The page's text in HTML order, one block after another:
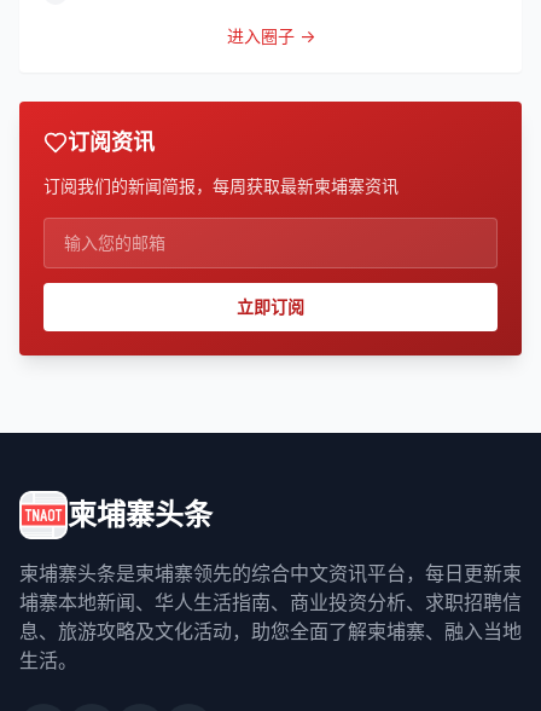
进入圈子 →
订阅资讯
订阅我们的新闻简报，每周获取最新柬埔寨资讯
立即订阅
柬埔寨头条
柬埔寨头条是柬埔寨领先的综合中文资讯平台，每日更新柬
埔寨本地新闻、华人生活指南、商业投资分析、求职招聘信
息、旅游攻略及文化活动，助您全面了解柬埔寨、融入当地
生活。